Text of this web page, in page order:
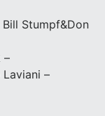
Stumpf&Don
–
–